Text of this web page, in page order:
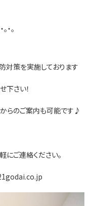
。・。
対策を実施しております
さい！
らのご案内も可能です♪
ご連絡ください。